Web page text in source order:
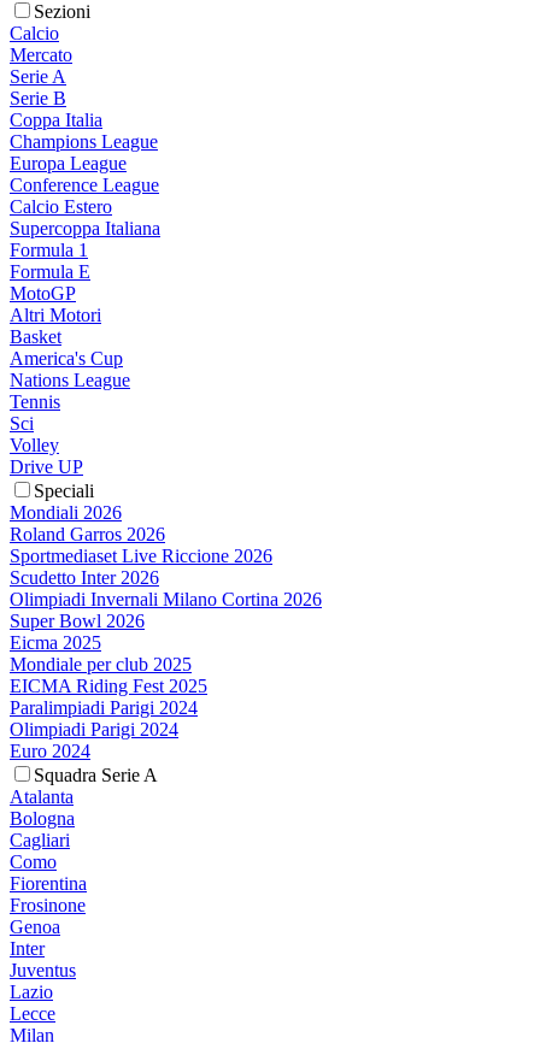
Sezioni
Calcio
Mercato
Serie A
Serie B
Coppa Italia
Champions League
Europa League
Conference League
Calcio Estero
Supercoppa Italiana
Formula 1
Formula E
MotoGP
Altri Motori
Basket
America's Cup
Nations League
Tennis
Sci
Volley
Drive UP
Speciali
Mondiali 2026
Roland Garros 2026
Sportmediaset Live Riccione 2026
Scudetto Inter 2026
Olimpiadi Invernali Milano Cortina 2026
Super Bowl 2026
Eicma 2025
Mondiale per club 2025
EICMA Riding Fest 2025
Paralimpiadi Parigi 2024
Olimpiadi Parigi 2024
Euro 2024
Squadra Serie A
Atalanta
Bologna
Cagliari
Como
Fiorentina
Frosinone
Genoa
Inter
Juventus
Lazio
Lecce
Milan